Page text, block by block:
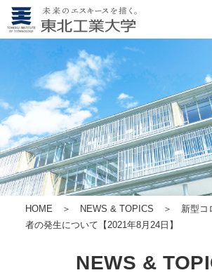
HOME ＞ NEWS & TOPICS ＞ 新型コ
者の発生について【2021年8月24日】
NEWS &